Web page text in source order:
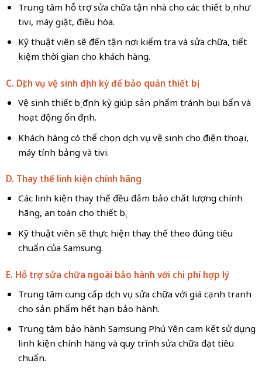
Trung tâm hỗ trợ sửa chữa tận nhà cho các thiết bị như
tivi, máy giặt, điều hòa.
Kỹ thuật viên sẽ đến tận nơi kiểm tra và sửa chữa, tiết
kiệm thời gian cho khách hàng.
C. Dịch vụ vệ sinh định kỳ để bảo quản thiết bị
Vệ sinh thiết bị định kỳ giúp sản phẩm tránh bụi bẩn và
hoạt động ổn định.
Khách hàng có thể chọn dịch vụ vệ sinh cho điện thoại,
máy tính bảng và tivi.
D. Thay thế linh kiện chính hãng
Các linh kiện thay thế đều đảm bảo chất lượng chính
hãng, an toàn cho thiết bị.
Kỹ thuật viên sẽ thực hiện thay thế theo đúng tiêu
chuẩn của Samsung.
E. Hỗ trợ sửa chữa ngoài bảo hành với chi phí hợp lý
Trung tâm cung cấp dịch vụ sửa chữa với giá cạnh tranh
cho sản phẩm hết hạn bảo hành.
Trung tâm bảo hành Samsung Phú Yên cam kết sử dụng
linh kiện chính hãng và quy trình sửa chữa đạt tiêu
chuẩn.